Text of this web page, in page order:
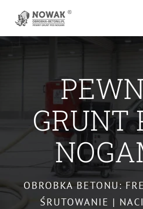
GRUNT
OBROBKA BETONU:
ŚRUTOWANIE |